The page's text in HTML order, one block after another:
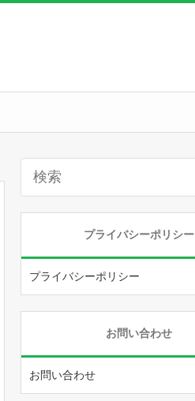
プライバシーポリシー
プライバシーポリシー
お問い合わせ
お問い合わせ